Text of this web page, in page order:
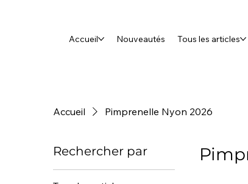
Accueil Nouveautés Tous les articles
Accueil Pimprenelle Nyon 2026
Rechercher par